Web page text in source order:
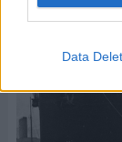
Data